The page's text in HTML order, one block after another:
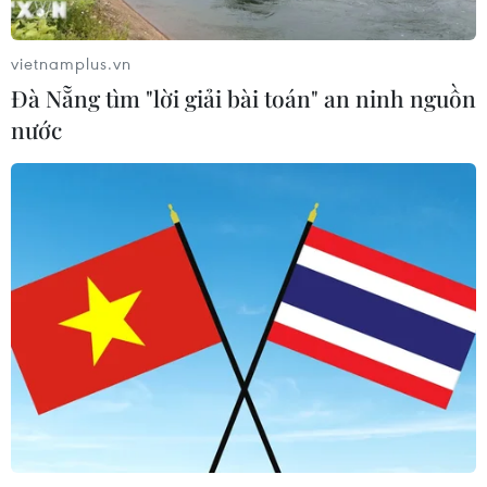
08/08/2026 08:25
Đà Nẵng: Khẩn trương tìm kiếm 3
người bị sóng cuốn mất tích tại bán
đảo Sơn Trà
Nghệ An: Sạt lở nghiêm trọng, tỉnh lộ
543D tạm thời tê liệt
08/08/2026 07:09
Điện Biên từng bước hình thành thị
trường tín chỉ carbon rừng
vietnamplus.vn
Đà Nẵng tìm "lời giải bài toán" an ninh nguồn
nước